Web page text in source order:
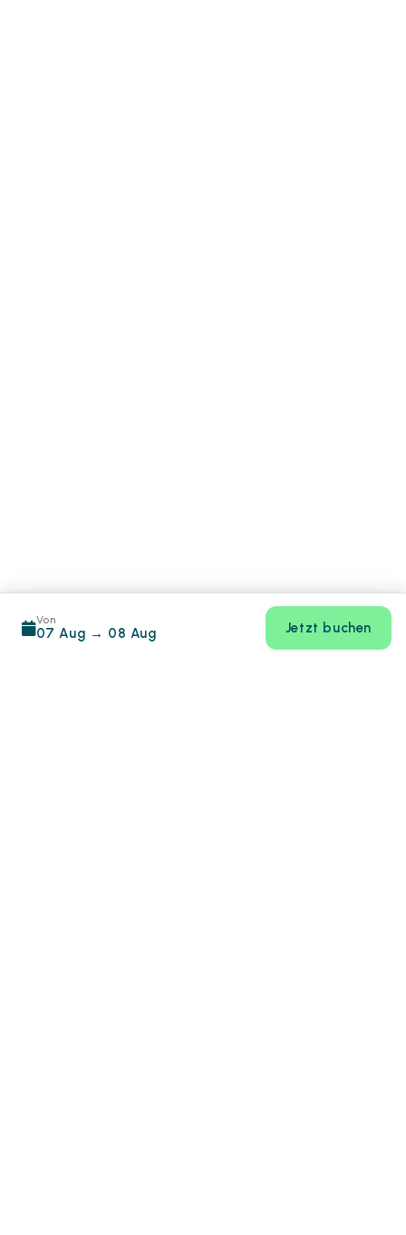
Von
07 Aug → 08 Aug Jetzt buchen